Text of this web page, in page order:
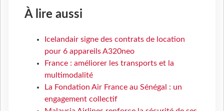
À lire aussi
Icelandair signe des contrats de location
pour 6 appareils A320neo
France : améliorer les transports et la
multimodalité
La Fondation Air France au Sénégal : un
engagement collectif